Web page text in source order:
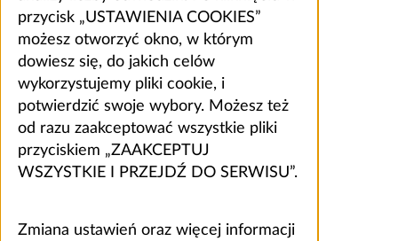
przycisk „USTAWIENIA COOKIES”
możesz otworzyć okno, w którym
dowiesz się, do jakich celów
wykorzystujemy pliki cookie, i
potwierdzić swoje wybory. Możesz też
od razu zaakceptować wszystkie pliki
przyciskiem „ZAAKCEPTUJ
WSZYSTKIE I PRZEJDŹ DO SERWISU”.
Zmiana ustawień oraz więcej informacji